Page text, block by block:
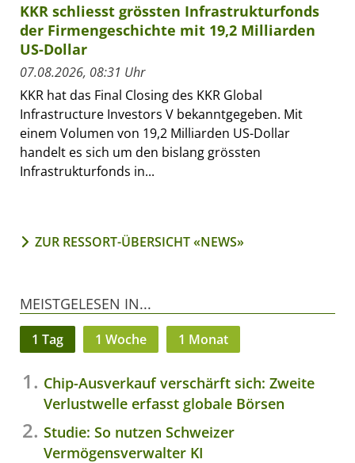
KKR schliesst grössten Infrastrukturfonds
der Firmengeschichte mit 19,2 Milliarden
US-Dollar
07.08.2026, 08:31 Uhr
KKR hat das Final Closing des KKR Global
Infrastructure Investors V bekanntgegeben. Mit
einem Volumen von 19,2 Milliarden US-Dollar
handelt es sich um den bislang grössten
Infrastrukturfonds in...
ZUR RESSORT-ÜBERSICHT «NEWS»
MEISTGELESEN IN...
1 Tag 1 Woche 1 Monat
Chip-Ausverkauf verschärft sich: Zweite
Verlustwelle erfasst globale Börsen
Studie: So nutzen Schweizer
Vermögensverwalter KI